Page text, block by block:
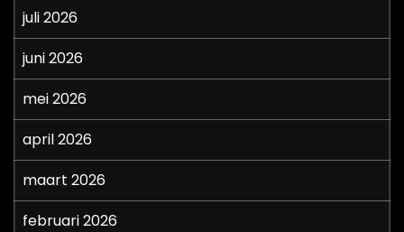
juli 2026
juni 2026
mei 2026
april 2026
maart 2026
februari 2026